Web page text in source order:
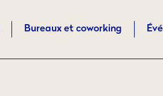
Bureaux et coworking